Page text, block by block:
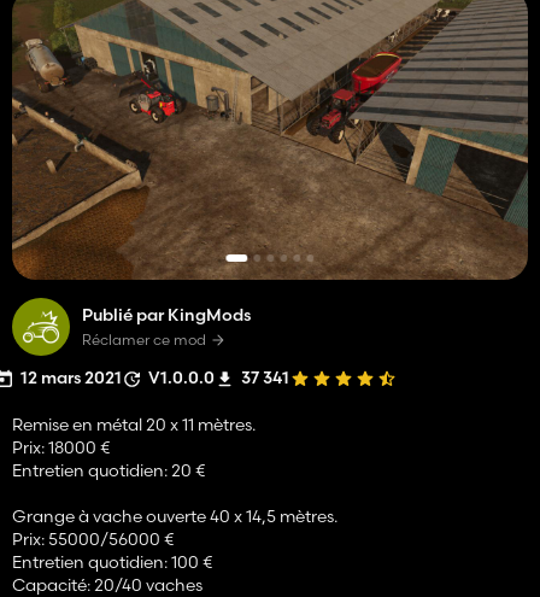
Publié par KingMods
Réclamer ce mod
12 mars 2021 V1.0.0.0 37 341
Remise en métal 20 x 11 mètres.
Prix: 18000 €
Entretien quotidien: 20 €
Grange à vache ouverte 40 x 14,5 mètres.
Prix: 55000/56000 €
Entretien quotidien: 100 €
Capacité: 20/40 vaches